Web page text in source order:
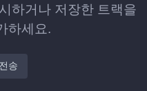
하거나 저장한 트랙을
하세요.
전송